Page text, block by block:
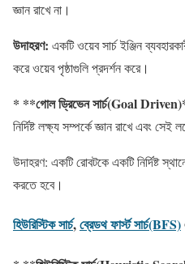
জ্ঞান রাখে না।
উদাহরণ: একটি ওয়েব সার্চ ইঞ্জিন
করে ওয়েব পৃষ্ঠাগুলি প্রদর্শন করে।
* **গোলড্রিভেনসার্চ(Goal Driven)
নির্দিষ্ট লক্ষ্য সম্পর্কে জ্ঞান রাখে এবং
উদাহরণ: একটি রোবটকে একটি নির্দিষ্ট
করতে হবে।
হিউরিস্টিক সার্চ,ব্রেডথ ফার্স্ট সার্চ(BFS)